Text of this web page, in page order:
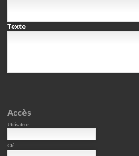
Texte
Accès
Utilisateur
Clé